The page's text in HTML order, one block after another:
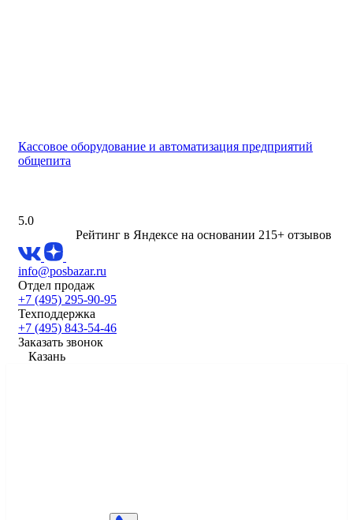
Кассовое оборудование и автоматизация предприятий
общепита
5.0
Рейтинг в Яндексе на основании 215+ отзывов
info@posbazar.ru
Отдел продаж
+7 (495) 295-90-95
Техподдержка
+7 (495) 843-54-46
Заказать звонок
Казань